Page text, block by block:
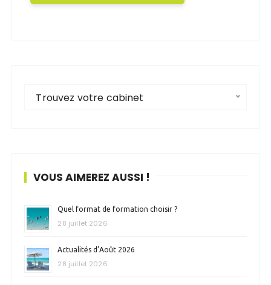
Trouvez votre cabinet
VOUS AIMEREZ AUSSI !
Quel format de formation choisir ?
28 juillet 2026
Actualités d’Août 2026
28 juillet 2026